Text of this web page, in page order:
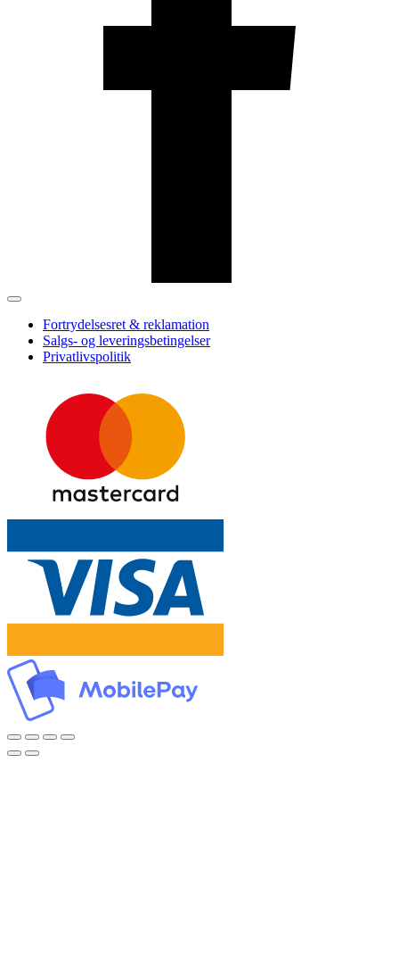
Fortrydelsesret & reklamation
Salgs- og leveringsbetingelser
Privatlivspolitik